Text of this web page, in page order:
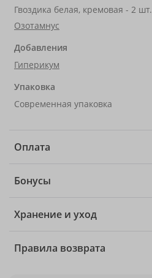
Гвоздика белая, кремовая - 2 шт.
Озотамнус
Добавления
Гиперикум
Упаковка
Современная упаковка
Оплата
Бонусы
Хранение и уход
Правила возврата